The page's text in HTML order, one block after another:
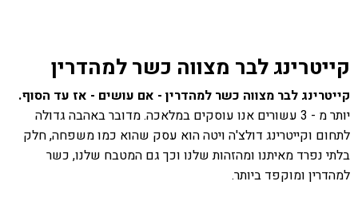
קייטרינג לבר מצווה כשר למהדרין
קייטרינג לבר מצווה כשר למהדרין - אם עושים - אז עד הסוף.
יותר מ - 3 עשורים אנו עוסקים במלאכה. מדובר באהבה גדולה
לתחום וקייטרינג דולצ'ה ויטה הוא עסק שהוא כמו משפחה, חלק
בלתי נפרד מאיתנו ומהזהות שלנו וכך גם המטבח שלנו, כשר
למהדרין ומוקפד ביותר.